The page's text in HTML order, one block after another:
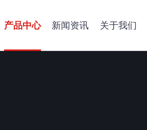
产品中心 新闻资讯 关于我们